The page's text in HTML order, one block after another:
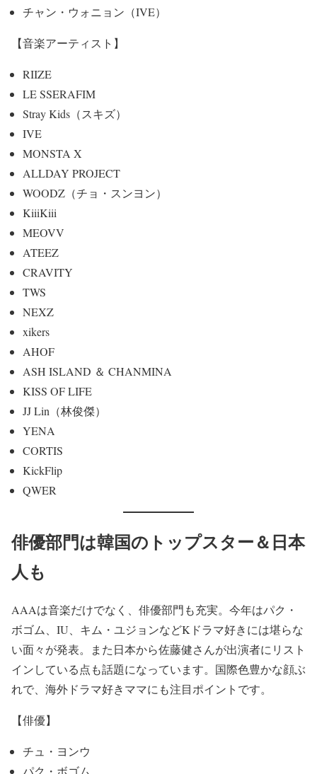
チャン・ウォニョン（IVE）
【音楽アーティスト】
RIIZE
LE SSERAFIM
Stray Kids（スキズ）
IVE
MONSTA X
ALLDAY PROJECT
WOODZ（チョ・スンヨン）
KiiiKiii
MEOVV
ATEEZ
CRAVITY
TWS
NEXZ
xikers
AHOF
ASH ISLAND ＆ CHANMINA
KISS OF LIFE
JJ Lin（林俊傑）
YENA
CORTIS
KickFlip
QWER
俳優部門は韓国のトップスター＆日本
人も
AAAは音楽だけでなく、俳優部門も充実。今年はパク・
ボゴム、IU、キム・ユジョンなどKドラマ好きには堪らな
い面々が発表。また日本から佐藤健さんが出演者にリスト
インしている点も話題になっています。国際色豊かな顔ぶ
れで、海外ドラマ好きママにも注目ポイントです。
【俳優】
チュ・ヨンウ